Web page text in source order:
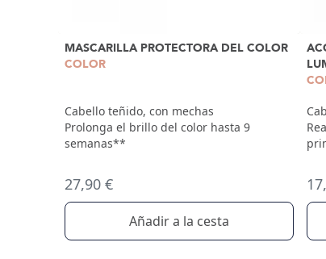
MASCARILLA PROTECTORA DEL COLOR
COLOR
Cabello teñido, con mechas
Prolonga el brillo del color hasta 9
semanas**
27,90 €
Añadir a la cesta